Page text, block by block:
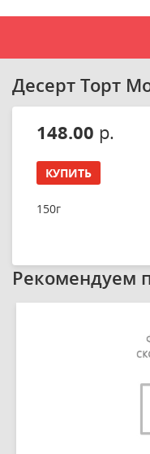
Десерт Торт
148.00 р.
КУПИТЬ
150г
Рекомендуем